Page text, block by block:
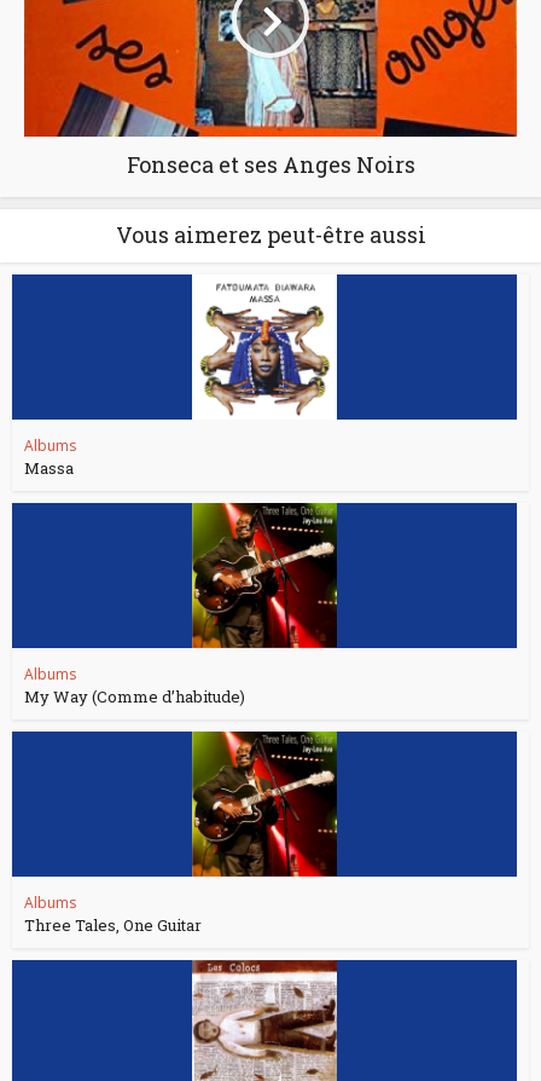
Fonseca et ses Anges Noirs
Vous aimerez peut-être aussi
Albums
Massa
Albums
My Way (Comme d’habitude)
Albums
Three Tales, One Guitar